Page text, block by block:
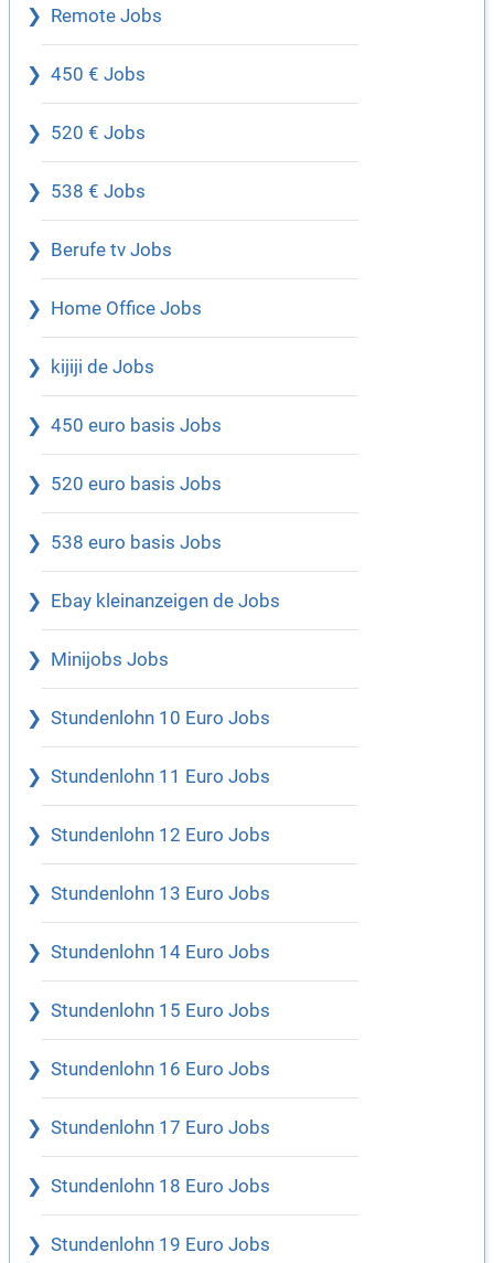
Remote Jobs
450 € Jobs
520 € Jobs
538 € Jobs
Berufe tv Jobs
Home Office Jobs
kijiji de Jobs
450 euro basis Jobs
520 euro basis Jobs
538 euro basis Jobs
Ebay kleinanzeigen de Jobs
Minijobs Jobs
Stundenlohn 10 Euro Jobs
Stundenlohn 11 Euro Jobs
Stundenlohn 12 Euro Jobs
Stundenlohn 13 Euro Jobs
Stundenlohn 14 Euro Jobs
Stundenlohn 15 Euro Jobs
Stundenlohn 16 Euro Jobs
Stundenlohn 17 Euro Jobs
Stundenlohn 18 Euro Jobs
Stundenlohn 19 Euro Jobs